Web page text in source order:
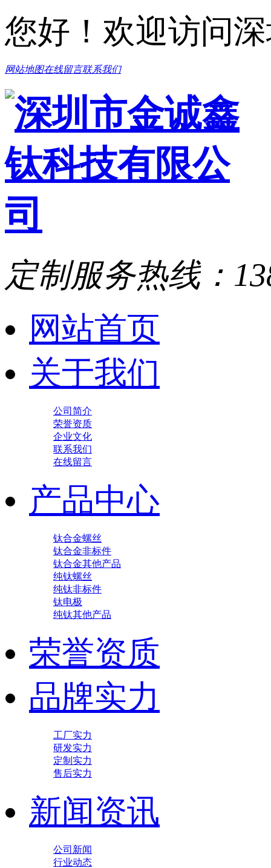
您好！欢迎访问
网站地图在线留言联系我们
定制服务热线：
网站首页
关于我们
公司简介
荣誉资质
企业文化
联系我们
在线留言
产品中心
钛合金螺丝
钛合金非标件
钛合金其他产品
纯钛螺丝
纯钛非标件
钛电极
纯钛其他产品
荣誉资质
品牌实力
工厂实力
研发实力
定制实力
售后实力
新闻资讯
公司新闻
行业动态